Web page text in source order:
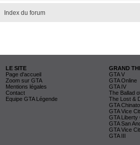
Index du forum
LE SITE
Page d'accueil
Zoom sur GTA
Mentions légales
Contact
Equipe GTA Légende
GRAND
GTA V
GTA Online
GTA IV
The Ballad
The Lost &
GTA
GTA Vice
GTA Liberty
GTA San
GTA Vice
GTA III